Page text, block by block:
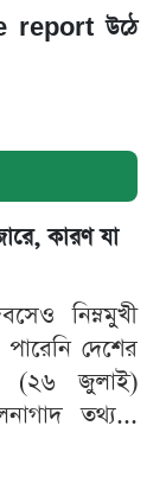
report উঠে
কারণ যা
নিম্নমুখী
দেশের
(২৬ জুলাই)
তথ্য...